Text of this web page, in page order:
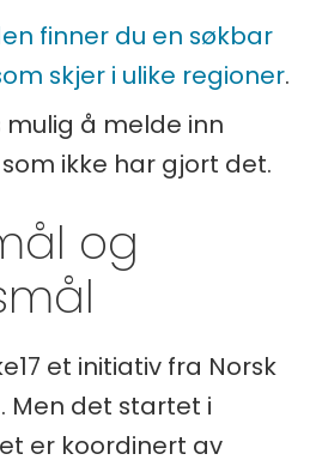
finner du en søkbar
skjer i ulike regioner.
å melde inn
ikke har gjort det.
og
et initiativ fra Norsk
Men det startet i
er koordinert av